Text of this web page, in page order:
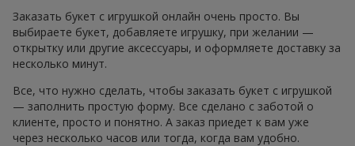
Заказать букет с игрушкой онлайн очень просто. Вы
выбираете букет, добавляете игрушку, при желании —
открытку или другие аксессуары, и оформляете доставку за
несколько минут.
Все, что нужно сделать, чтобы заказать букет с игрушкой
— заполнить простую форму. Все сделано с заботой о
клиенте, просто и понятно. А заказ приедет к вам уже
через несколько часов или тогда, когда вам удобно.